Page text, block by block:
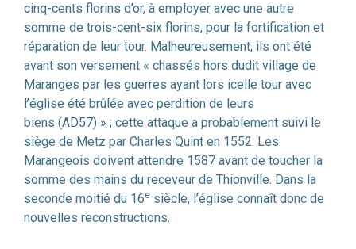
cinq-cents florins d’or, à employer avec une autre
somme de trois-cent-six florins, pour la fortification et
réparation de leur tour. Malheureusement, ils ont été
avant son versement « chassés hors dudit village de
Maranges par les guerres ayant lors icelle tour avec
l’église été brûlée avec perdition de leurs
biens (AD57) » ; cette attaque a probablement suivi le
siège de Metz par Charles Quint en 1552. Les
Marangeois doivent attendre 1587 avant de toucher la
somme des mains du receveur de Thionville. Dans la
seconde moitié du 16e siècle, l’église connaît donc de
nouvelles reconstructions.